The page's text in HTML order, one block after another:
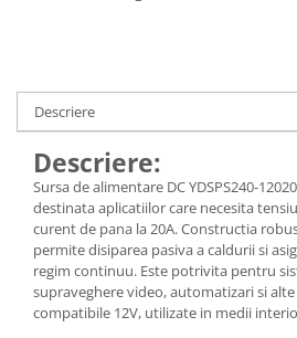
Descriere
Descriere:
Sursa de alimentare DC YDSPS240-
destinata aplicatiilor care necesita
curent de pana la 20A. Constructia
permite disiparea pasiva a caldurii si
regim continuu. Este potrivita pentru
supraveghere video, automatizari si
compatibile 12V, utilizate in medii